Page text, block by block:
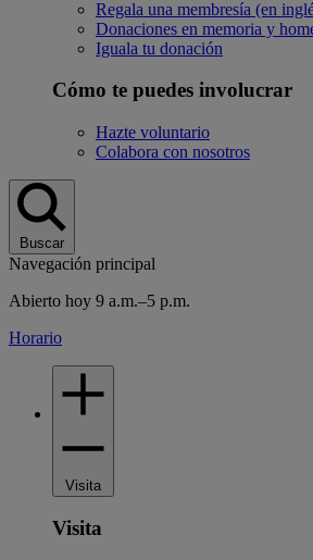
Regala una membresía (en
Donaciones en memoria y
Iguala tu donación
Cómo te puedes involucrar
Hazte voluntario
Colabora con nosotros
Buscar
Navegación principal
Abierto hoy 9 a.m.–5 p.m.
Horario
Visita
Visita